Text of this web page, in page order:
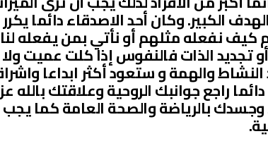
الكبير. وكان أحد الاصدقاء دائما يكرر
نفعله مثلهم أو نأتي بمن يفعله
الذات فالنفوس إذا كلت عميت ولا
والهمة و ستعود أكثر ابداعا
راجع جوانبك الروحية وعلاقتك
وجسدك بالرياضة والصحة العامة كما